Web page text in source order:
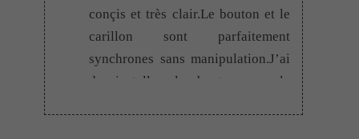
conçis et très clair.Le bouton et le
carillon sont parfaitement
synchrones sans manipulation.J’ai
du installer le bouton sur le